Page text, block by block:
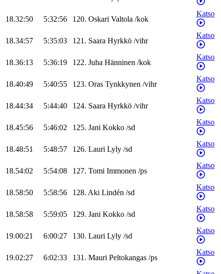
18.32:50 5:32:56 120. Oskari Valtola /kok
Katso
18.34:57 5:35:03 121. Saara Hyrkkö /vihr
Katso
18.36:13 5:36:19 122. Juha Hänninen /kok
Katso
18.40:49 5:40:55 123. Oras Tynkkynen /vihr
Katso
18.44:34 5:44:40 124. Saara Hyrkkö /vihr
Katso
18.45:56 5:46:02 125. Jani Kokko /sd
Katso
18.48:51 5:48:57 126. Lauri Lyly /sd
Katso
18.54:02 5:54:08 127. Tomi Immonen /ps
Katso
18.58:50 5:58:56 128. Aki Lindén /sd
Katso
18.58:58 5:59:05 129. Jani Kokko /sd
Katso
19.00:21 6:00:27 130. Lauri Lyly /sd
Katso
19.02:27 6:02:33 131. Mauri Peltokangas /ps
Katso